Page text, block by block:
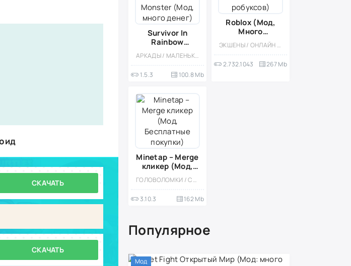
СКАЧАТЬ
СКАЧАТЬ
Survivor In
Rainbow
Monster (Мод,
много денег)АРКАДЫ / МАЛЕНЬКАЯ / ЭКШЕНЫ / ПРИКЛЮЧЕНИЕ / КАЗУАЛЬНЫЕ / МНОГОПОЛЬЗОВАТЕЛЬСКАЯ / СОРЕВНОВАТЕЛЬНАЯ / ИЗОМЕТРИЯ / ОДНОПОЛЬЗОВАТЕЛЬСКИЕ / СТИЛИЗАЦИЯ / ВЫЖИВАНИЕ
1.5.3 100.8 Mb
Roblox (Мод,
Много
робуксов)
ЭКШЕНЫ / ОНЛАЙН / ПЕСОЧНИЦЫ / МОД / СТИЛИЗАЦИЯ / МНОГОПОЛЬЗОВАТЕЛЬСКАЯ / ОДНОПОЛЬЗОВАТЕЛЬСКИЕ / КАЗУАЛЬНЫЕ / СИМУЛЯТОРЫ / ПРИКЛЮЧЕНИЕ / 3D
2.732.1043 267 Mb
Minetap – Merge
кликер (Мод,
Бесплатные
покупки)
ГОЛОВОЛОМКИ / СОВМЕЩЕНИЕ ПРЕДМЕТОВ / ПИКСЕЛЬНАЯ / КАЗУАЛЬНЫЕ / ОДНОПОЛЬЗОВАТЕЛЬСКИЕ / СТИЛИЗАЦИЯ / ОФЛАЙН / МОД / ВСТРОЕННЫЙ КЕШ
3.10.3 162 Mb
Популярное
Мод